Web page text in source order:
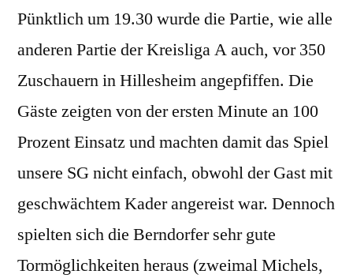
Pünktlich um 19.30 wurde die Partie, wie alle
anderen Partie der Kreisliga A auch, vor 350
Zuschauern in Hillesheim angepfiffen. Die
Gäste zeigten von der ersten Minute an 100
Prozent Einsatz und machten damit das Spiel
unsere SG nicht einfach, obwohl der Gast mit
geschwächtem Kader angereist war. Dennoch
spielten sich die Berndorfer sehr gute
Tormöglichkeiten heraus (zweimal Michels,